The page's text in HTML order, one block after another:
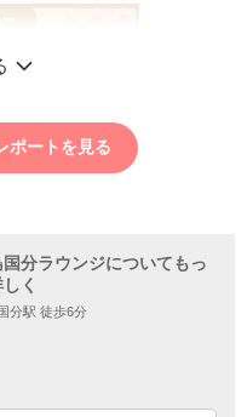
ポートを見る
分ラウンジについてもっ
く
分駅 徒歩6分